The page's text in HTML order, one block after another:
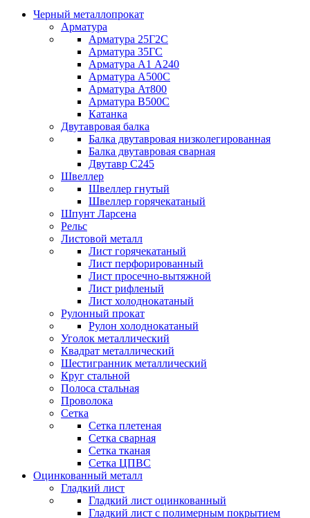
Черный металлопрокат
Арматура
Арматура 25Г2С
Арматура 35ГС
Арматура А1 А240
Арматура А500С
Арматура Ат800
Арматура В500С
Катанка
Двутавровая балка
Балка двутавровая низколегированная
Балка двутавровая сварная
Двутавр С245
Швеллер
Швеллер гнутый
Швеллер горячекатаный
Шпунт Ларсена
Рельс
Листовой металл
Лист горячекатаный
Лист перфорированный
Лист просечно-вытяжной
Лист рифленый
Лист холоднокатаный
Рулонный прокат
Рулон холоднокатаный
Уголок металлический
Квадрат металлический
Шестигранник металлический
Круг стальной
Полоса стальная
Проволока
Сетка
Сетка плетеная
Сетка сварная
Сетка тканая
Сетка ЦПВС
Оцинкованный металл
Гладкий лист
Гладкий лист оцинкованный
Гладкий лист с полимерным покрытием